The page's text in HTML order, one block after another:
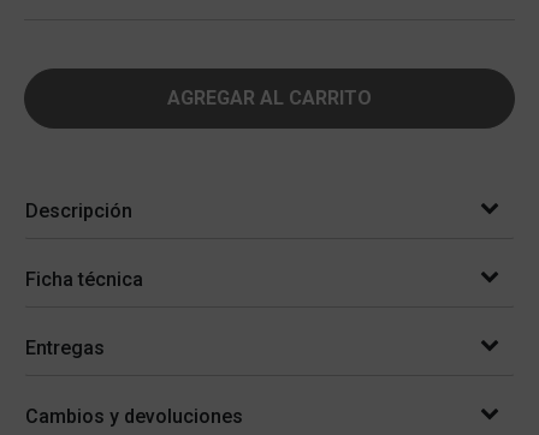
AGREGAR AL CARRITO
Descripción
Ficha técnica
Entregas
Cambios y devoluciones